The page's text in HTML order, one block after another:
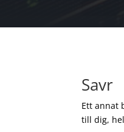
Savr
Ett annat
till dig,